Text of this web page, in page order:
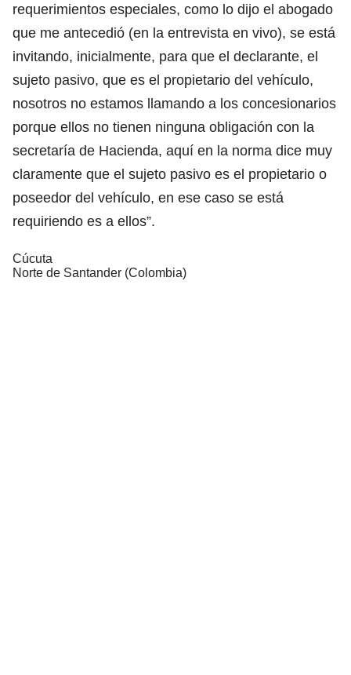
requerimientos especiales, como lo dijo el abogado
que me antecedió (en la entrevista en vivo), se está
invitando, inicialmente, para que el declarante, el
sujeto pasivo, que es el propietario del vehículo,
nosotros no estamos llamando a los concesionarios
porque ellos no tienen ninguna obligación con la
secretaría de Hacienda, aquí en la norma dice muy
claramente que el sujeto pasivo es el propietario o
poseedor del vehículo, en ese caso se está
requiriendo es a ellos”.
Cúcuta
Norte de Santander (Colombia)